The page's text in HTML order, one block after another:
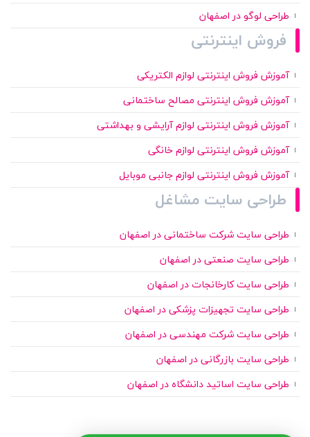
طراحی لوگو در اصفهان
فروش اینترنتی
آموزش فروش اینترنتی لوازم الکتریکی
آموزش فروش اینترنتی مصالح ساختمانی
آموزش فروش اینترنتی لوازم آرایشی و بهداشتی
آموزش فروش اینترنتی لوازم خانگی
آموزش فروش اینترنتی لوازم جانبی موبایل
طراحی سایت مشاغل
طراحی سایت شرکت ساختمانی در اصفهان
طراحی سایت صنعتی در اصفهان
طراحی سایت کارخانجات در اصفهان
طراحی سایت تجهیزات پزشکی در اصفهان
طراحی سایت شرکت مهندسی در اصفهان
طراحی سایت بازرگانی در اصفهان
طراحی سایت اساتید دانشگاه در اصفهان